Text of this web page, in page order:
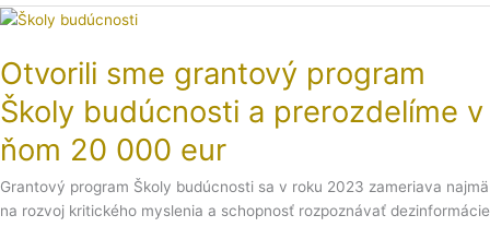
Otvorili sme grantový program
Školy budúcnosti a prerozdelíme v
ňom 20 000 eur
Grantový program Školy budúcnosti sa v roku 2023 zameriava najmä
na rozvoj kritického myslenia a schopnosť rozpoznávať dezinformácie
Otvorili
grantový
program
Školy
budúcnosti
a
prerozdelíme
v